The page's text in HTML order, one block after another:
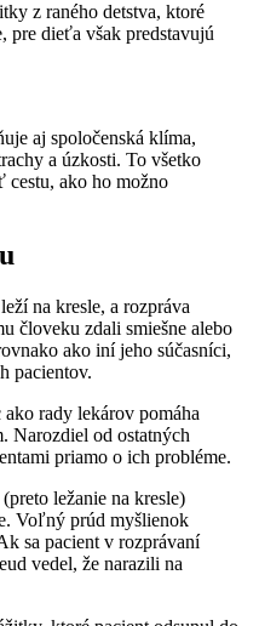
z raného detstva, ktoré
pre dieťa však predstavujú
aj spoločenská klíma,
a úzkosti. To všetko
cestu, ako ho možno
na kresle, a rozpráva
človeku zdali smiešne alebo
ako iní jeho súčasníci,
pacientov.
rady lekárov pomáha
Narozdiel od ostatných
priamo o ich probléme.
ležanie na kresle)
Voľný prúd myšlienok
sa pacient v rozprávaní
vedel, že narazili na